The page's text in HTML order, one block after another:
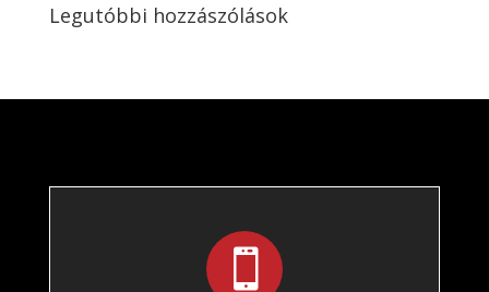
Legutóbbi hozzászólások
